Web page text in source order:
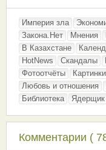
Империя зла
Закона.Нет
Мнения
В Казахстане
HotNews
Скандалы
Фотоотчёты
Картинки
Любовь и отношения
Библиотека
Ядерщик
Комментарии (